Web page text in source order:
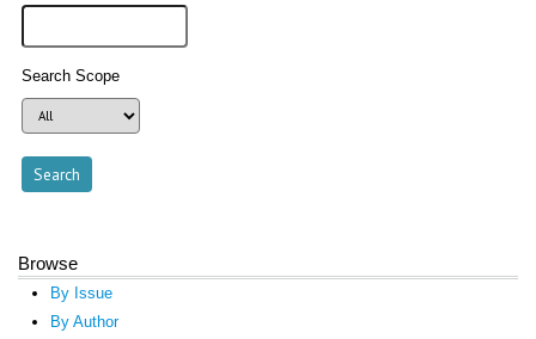
Search Scope
Browse
By Issue
By Author